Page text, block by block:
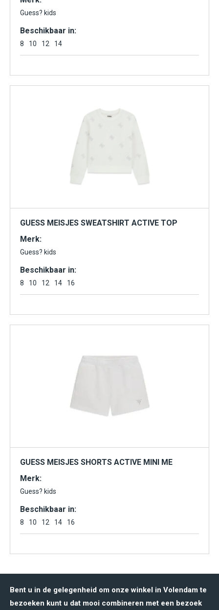
Guess? kids
Beschikbaar in:
8 10 12 14
GUESS MEISJES SWEATSHIRT ACTIVE TOP
Merk:
Guess? kids
Beschikbaar in:
8 10 12 14 16
GUESS MEISJES SHORTS ACTIVE MINI ME
Merk:
Guess? kids
Beschikbaar in:
8 10 12 14 16
Bent u in de gelegenheid om onze winkel in Volendam te
bezoeken kunt u dat mooi combineren met een bezoek